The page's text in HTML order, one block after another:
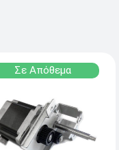
Σε Απόθεμα